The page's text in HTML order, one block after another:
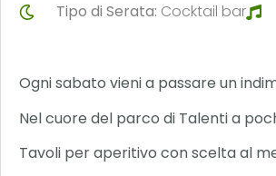
Tipo di Serata: Cocktail bar
Ogni sabato vieni a passare un
Nel cuore del parco di Talenti a
Tavoli per aperitivo con scelta al